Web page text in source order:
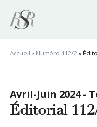
contenu
Accueil » Numéro 112/2»
Avril-Juin 2024 -
Éditorial